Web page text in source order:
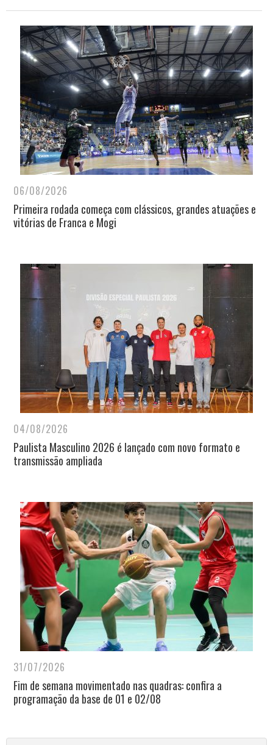
06/08/2026
Primeira rodada começa com clássicos, grandes atuações e
vitórias de Franca e Mogi
04/08/2026
Paulista Masculino 2026 é lançado com novo formato e
transmissão ampliada
31/07/2026
Fim de semana movimentado nas quadras: confira a
programação da base de 01 e 02/08